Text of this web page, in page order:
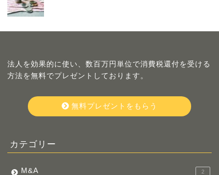
法人を効果的に使い、数百万円単位で消費税還付を受ける
方法を無料でプレゼントしております。
無料プレゼントをもらう
カテゴリー
M&A 2